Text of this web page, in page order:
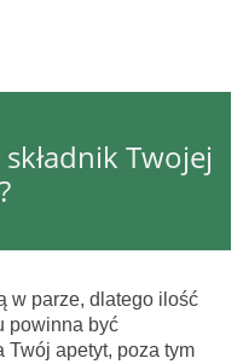
Twojej
w parze, dlatego ilość
powinna być
apetyt, poza tym